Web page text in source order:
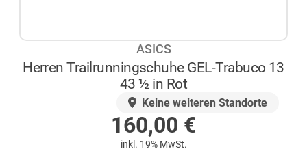
ASICS
Herren Trailrunningschuhe GEL-Trabuco 13
43 ½ in Rot
Keine weiteren Standorte
160,00 €
inkl. 19% MwSt.